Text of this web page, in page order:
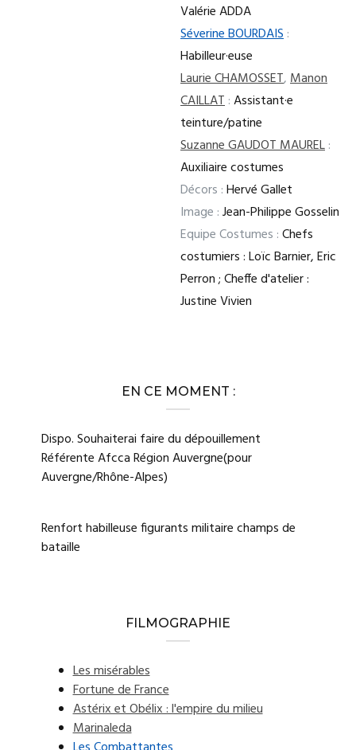
Valérie ADDA
Séverine BOURDAIS:
Habilleur·euse
Laurie CHAMOSSET,Manon
CAILLAT:Assistant·e
teinture/patine
Suzanne GAUDOT MAUREL:
Auxiliaire costumes
Décors :Hervé Gallet
Image :Jean-Philippe Gosselin
Equipe Costumes :Chefs
costumiers : Loïc Barnier, Eric
Perron ; Cheffe d'atelier :
Justine Vivien
EN CE MOMENT :
Dispo. Souhaiterai faire du dépouillement
Référente Afcca Région Auvergne(pour
Auvergne/Rhône-Alpes)
Renfort habilleuse figurants militaire champs de
bataille
FILMOGRAPHIE
Les misérables
Fortune de France
Astérix et Obélix : l'empire du milieu
Marinaleda